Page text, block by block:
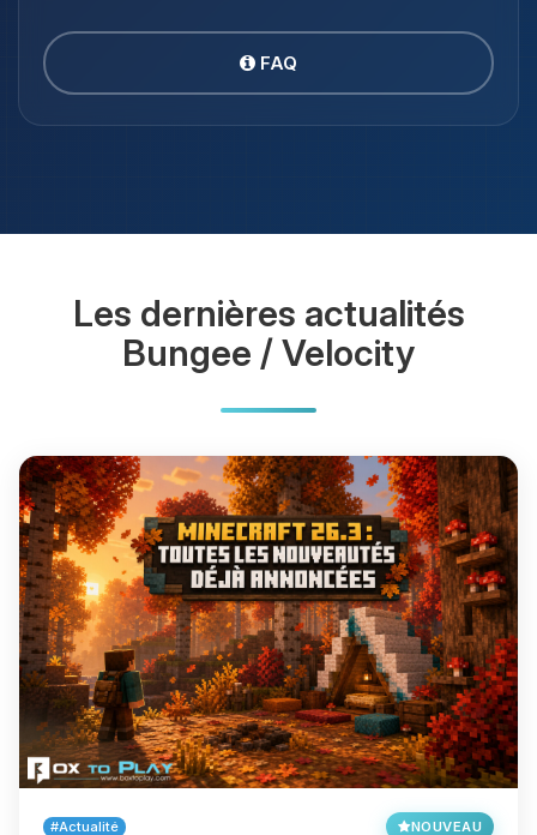
FAQ
Les dernières actualités
Bungee / Velocity
#Actualité NOUVEAU